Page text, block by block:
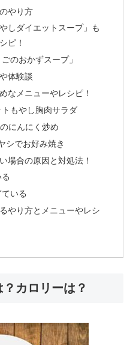
やり方
しダイエットスープ」も
ピ！
のおかずスープ」
体験談
なメニューやレシピ！
もやし胸肉サラダ
にんにく炒め
シでお好み焼き
場合の原因と対処法！
いる
やり方とメニューやレシ
カロリーは？